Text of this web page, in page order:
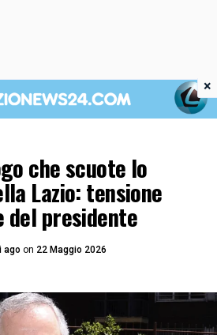
che scuote lo
Lazio: tensione
del presidente
ago on 22 Maggio 2026
×